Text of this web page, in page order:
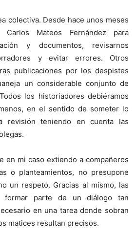
colectiva. Desde hace unos meses
Mateos Fernández para
y documentos, revisarnos
y evitar errores. Otros
publicaciones por los despistes
un considerable conjunto de
los historiadores debiéramos
en el sentido de someter lo
revisión teniendo en cuenta las
en mi caso extiendo a compañeros
o planteamientos, no presupone
un respeto. Gracias al mismo, las
formar parte de un diálogo tan
en una tarea donde sobran
matices resultan precisos.